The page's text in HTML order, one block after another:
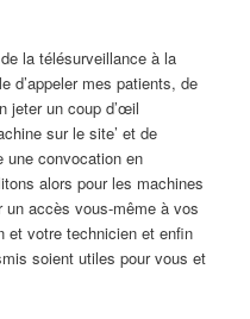
la télésurveillance à la
d’appeler mes patients, de
jeter un coup d’œil
sur le site’ et de
une convocation en
alors pour les machines
accès vous-même à vos
et votre technicien et enfin
soient utiles pour vous et